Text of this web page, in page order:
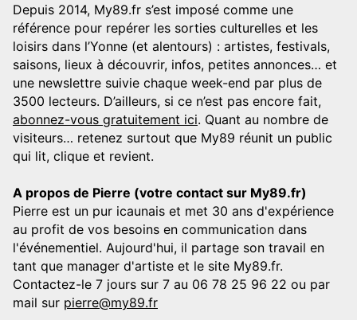
Depuis 2014, My89.fr s’est imposé comme une
référence pour repérer les sorties culturelles et les
loisirs dans l’Yonne (et alentours) : artistes, festivals,
saisons, lieux à découvrir, infos, petites annonces… et
une newslettre suivie chaque week-end par plus de
3500 lecteurs. D’ailleurs, si ce n’est pas encore fait,
abonnez-vous gratuitement ici. Quant au nombre de
visiteurs… retenez surtout que My89 réunit un public
qui lit, clique et revient.
A propos de Pierre (votre contact sur My89.fr)
Pierre est un pur icaunais et met 30 ans d'expérience
au profit de vos besoins en communication dans
l'événementiel. Aujourd'hui, il partage son travail en
tant que manager d'artiste et le site My89.fr.
Contactez-le 7 jours sur 7 au 06 78 25 96 22 ou par
mail sur pierre@my89.fr